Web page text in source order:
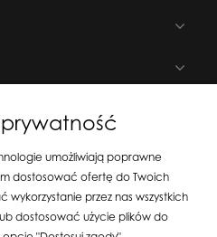
umożliwiają poprawne
dostosować ofertę do Twoich
przez nas wszystkich
dostosować użycie plików do